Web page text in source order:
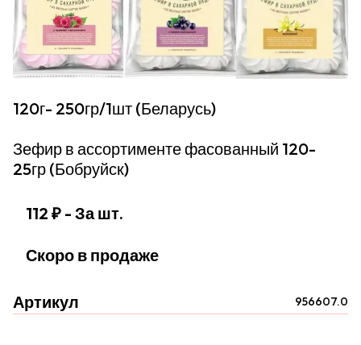
120г- 250гр/1шт (Беларусь)
Зефир в ассортименте фасованный 120-
25гр (Бобруйск)
112 ₽ - За шт.
Скоро в продаже
Артикул 956607.0